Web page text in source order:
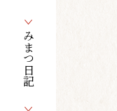
みまつ日記